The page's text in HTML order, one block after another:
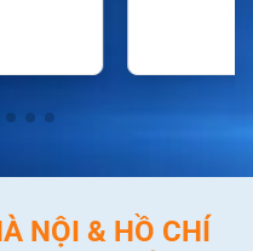
NỘI & HỒ CHÍ